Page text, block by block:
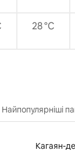
28 °C
Найпопулярніші
Кагаян-